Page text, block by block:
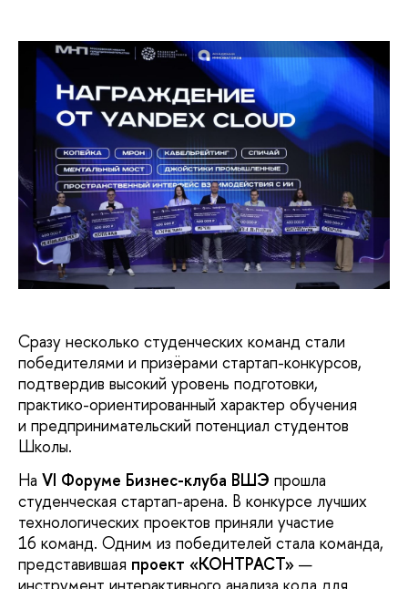
Сразу несколько студенческих команд стали
победителями и призёрами стартап-конкурсов,
подтвердив высокий уровень подготовки,
практико-ориентированный характер обучения
и предпринимательский потенциал студентов
Школы.
На VI Форуме Бизнес-клуба ВШЭ прошла
студенческая стартап-арена. В конкурсе лучших
технологических проектов приняли участие
16 команд. Одним из победителей стала команда,
представившая проект «КОНТРАСТ» —